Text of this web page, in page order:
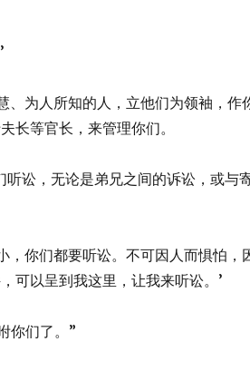
、为人所知的人，立他们为领袖，作
长等官长，来管理你们。
听讼，无论是弟兄之间的诉讼，或与
，你们都要听讼。不可因人而惧怕，
可以呈到我这里，让我来听讼。’
你们了。”